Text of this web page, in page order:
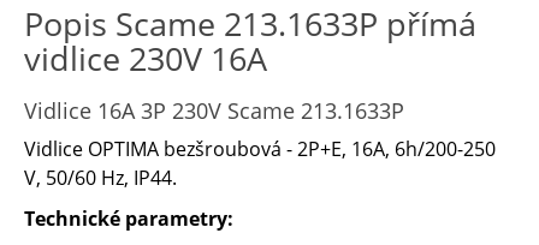
Popis Scame 213.1633P přímá
vidlice 230V 16A
Vidlice 16A 3P 230V Scame 213.1633P
Vidlice OPTIMA bezšroubová - 2P+E, 16A, 6h/200-250
V, 50/60 Hz, IP44.
Technické parametry: